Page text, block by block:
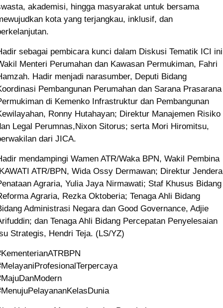
akademisi, hingga masyarakat untuk bersama
kota yang terjangkau, inklusif, dan
sebagai pembicara kunci dalam Diskusi Tematik ICI
Menteri Perumahan dan Kawasan Permukiman, Fahri
Hadir menjadi narasumber, Deputi Bidang
Pembangunan Perumahan dan Sarana Prasarana
di Kemenko Infrastruktur dan Pembangunan
Ronny Hutahayan; Direktur Manajemen Risiko
Legal Perumnas,Nixon Sitorus; serta Mori Hiromitsu,
dari JICA.
mendampingi Wamen ATR/Waka BPN, Wakil Pembina
ATR/BPN, Wida Ossy Dermawan; Direktur
Agraria, Yulia Jaya Nirmawati; Staf Khusus Bidang
Agraria, Rezka Oktoberia; Tenaga Ahli Bidang
Administrasi Negara dan Good Governance, Adjie
dan Tenaga Ahli Bidang Percepatan Penyelesaian
Strategis, Hendri Teja. (LS/YZ)